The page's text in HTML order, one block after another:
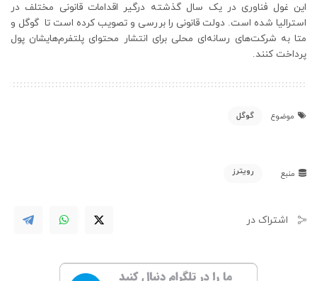
این غول فناوری در یک سال گذشته درگیر اقدامات قانونی مختلف در
استرالیا شده است. دولت قانونی را بررسی و تصویب کرده است تا گوگل و
متا به شرکت‌های رسانه‌ای محلی برای انتشار محتوای پلتفرم‌هایشان پول
پرداخت کنند.
موضوع گوگل
منبع رویترز
اشتراک در